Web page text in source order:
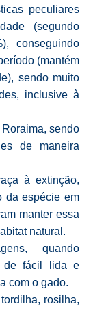
peculiares
(segundo
conseguindo
(mantém
sendo muito
inclusive à
sendo
de maneira
à extinção,
da espécie em
manter essa
natural.
quando
de fácil lida e
com o gado.
rosilha,